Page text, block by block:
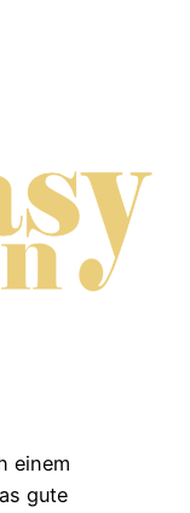
einem
gute